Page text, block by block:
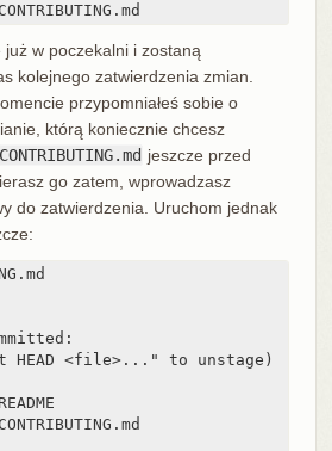
w poczekalni i zostaną
kolejnego zatwierdzenia zmian.
przypomniałeś sobie o
którą koniecznie chcesz
CONTRIBUTING.md jeszcze przed
go zatem, wprowadzasz
do zatwierdzenia. Uruchom jednak
HEAD <file>..." to unstage)